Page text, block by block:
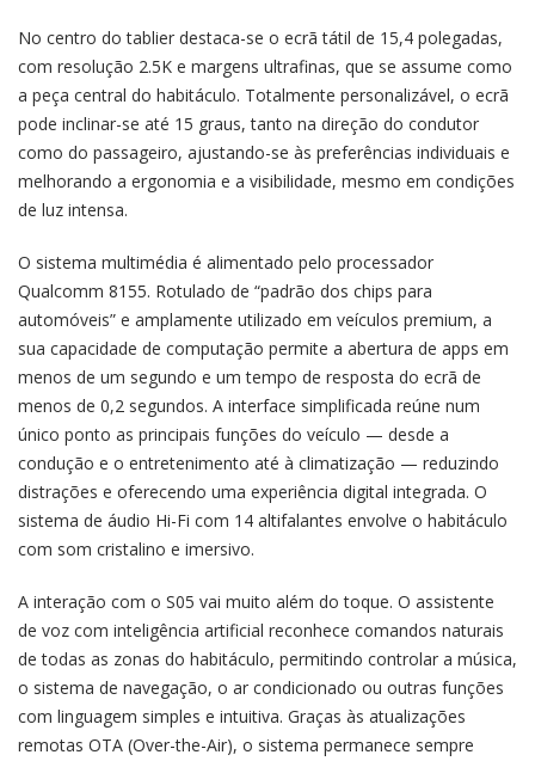
No centro do tablier destaca-se o ecrã tátil de 15,4 polegadas,
com resolução 2.5K e margens ultrafinas, que se assume como
a peça central do habitáculo. Totalmente personalizável, o ecrã
pode inclinar-se até 15 graus, tanto na direção do condutor
como do passageiro, ajustando-se às preferências individuais e
melhorando a ergonomia e a visibilidade, mesmo em condições
de luz intensa.
O sistema multimédia é alimentado pelo processador
Qualcomm 8155. Rotulado de “padrão dos chips para
automóveis” e amplamente utilizado em veículos premium, a
sua capacidade de computação permite a abertura de apps em
menos de um segundo e um tempo de resposta do ecrã de
menos de 0,2 segundos. A interface simplificada reúne num
único ponto as principais funções do veículo — desde a
condução e o entretenimento até à climatização — reduzindo
distrações e oferecendo uma experiência digital integrada. O
sistema de áudio Hi-Fi com 14 altifalantes envolve o habitáculo
com som cristalino e imersivo.
A interação com o S05 vai muito além do toque. O assistente
de voz com inteligência artificial reconhece comandos naturais
de todas as zonas do habitáculo, permitindo controlar a música,
o sistema de navegação, o ar condicionado ou outras funções
com linguagem simples e intuitiva. Graças às atualizações
remotas OTA (Over-the-Air), o sistema permanece sempre